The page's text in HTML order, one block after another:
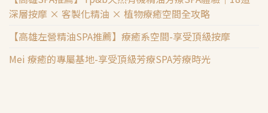
深層按摩 × 客製化精油 × 植物療癒空間全攻略
【高雄左營精油SPA推薦】療癒系空間-享受頂級按摩
Mei 療癒的專屬基地-享受頂級芳療SPA芳療時光